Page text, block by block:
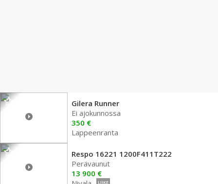
Gilera Runner
Ei ajokunnossa
350 €
Lappeenranta
Respo 16221 1200F411T222
Perävaunut
13 900 €
LIIKE